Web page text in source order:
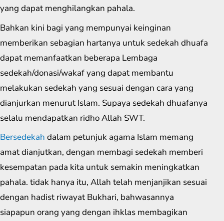
yang dapat menghilangkan pahala.
Bahkan kini bagi yang mempunyai keinginan
memberikan sebagian hartanya untuk sedekah dhuafa
dapat memanfaatkan beberapa Lembaga
sedekah/donasi/wakaf yang dapat membantu
melakukan sedekah yang sesuai dengan cara yang
dianjurkan menurut Islam. Supaya sedekah dhuafanya
selalu mendapatkan ridho Allah SWT.
Bersedekah dalam petunjuk agama Islam memang
amat dianjutkan, dengan membagi sedekah memberi
kesempatan pada kita untuk semakin meningkatkan
pahala. tidak hanya itu, Allah telah menjanjikan sesuai
dengan hadist riwayat Bukhari, bahwasannya
siapapun orang yang dengan ihklas membagikan